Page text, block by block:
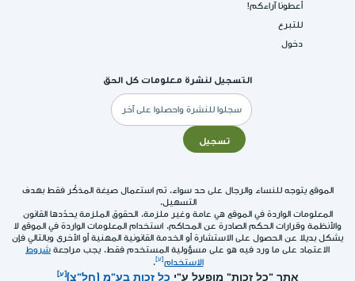
أعطونا آراءكم!
للتبرع
دخول
التسجيل لنشرة معلومات كل الحق
البريد
الإلكتروني
تسجيل
الموقع يتوجه للنساء والرجال على حد سواء. تم استعمال صيغة المذكّر فقط بهدف
التسهيل.
المعلومات الواردة في الموقع هي عامة وغير ملزمة. الحقوق الملزمة يحدّدها القانون
والأنظمة وقرارات الحكم الصادرة عن المحاكم. استخدام المعلومات الواردة في الموقع لا
يشكل بديلا عن الحصول على الاستشارة أو الخدمة القانونية المهنية أو الأخرى وبالتالي فإن
الاعتماد على ما ورد فيه هو على مسؤولية المستخدم فقط. يجب مراجعة شروط
الاستخدام
.
אתר "כל זכות" מופעל ע"י כל זכות בע"מ (חל"צ)